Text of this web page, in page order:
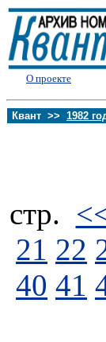
О проекте
Квант >> 1982
стp.
21 22
40 41